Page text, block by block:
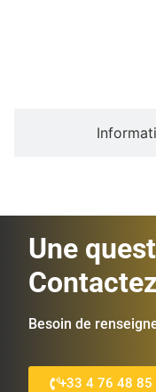
Une
Besoin de
+33 4 76 48 85